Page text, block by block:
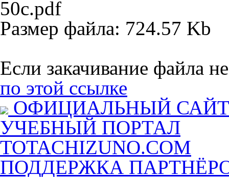
50c.pdf
Размер файла: 724.57 Kb
Если закачивание файла
по этой ссылке
ОФИЦИАЛЬНЫЙ
УЧЕБНЫЙ ПОРТАЛ
TOTACHIZUNO.COM
ПОДДЕРЖКА